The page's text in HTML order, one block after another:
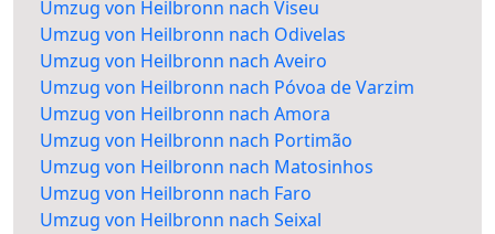
Umzug von Heilbronn nach Viseu
Umzug von Heilbronn nach Odivelas
Umzug von Heilbronn nach Aveiro
Umzug von Heilbronn nach Póvoa de Varzim
Umzug von Heilbronn nach Amora
Umzug von Heilbronn nach Portimão
Umzug von Heilbronn nach Matosinhos
Umzug von Heilbronn nach Faro
Umzug von Heilbronn nach Seixal